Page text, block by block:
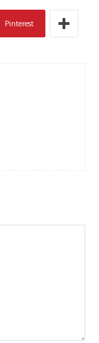
Pinterest